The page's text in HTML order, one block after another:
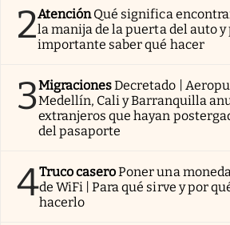
2AtenciónQué significa
la manija de la puerta del auto y
importante saber qué hacer
3MigracionesDecretado |
Medellín, Cali y Barranquilla
extranjeros que hayan
del pasaporte
4Truco caseroPoner una
de WiFi | Para qué sirve y por
hacerlo